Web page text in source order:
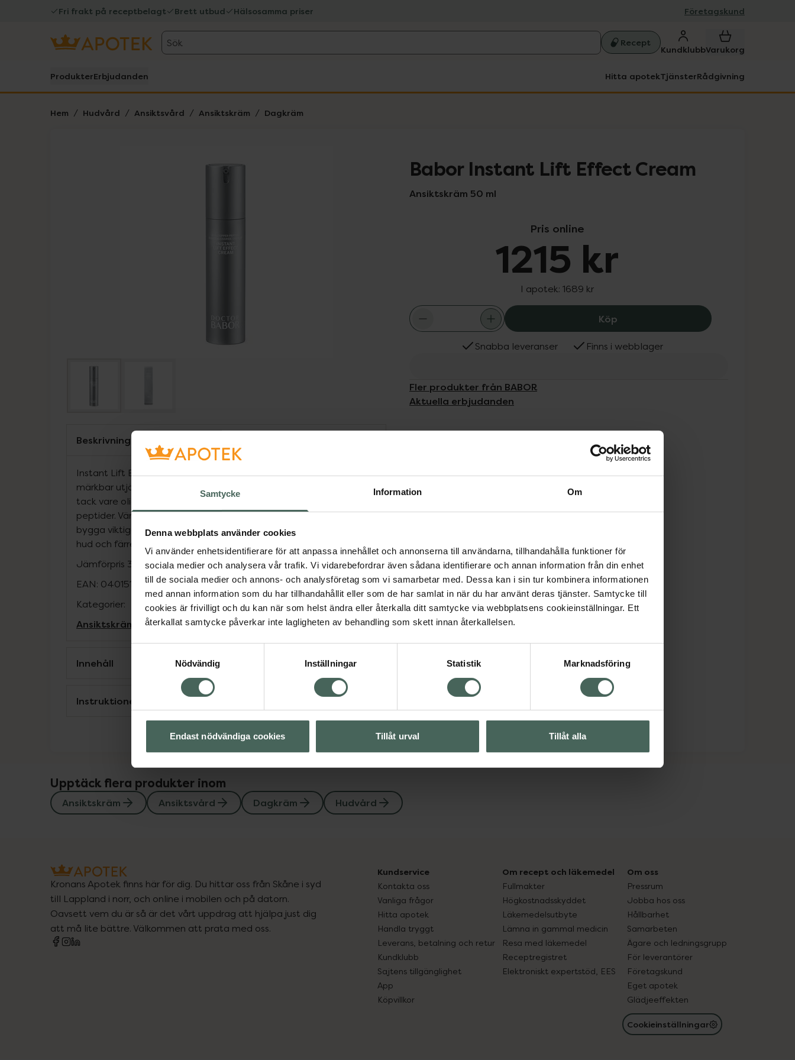
Samtycke Information Om
Denna webbplats använder cookies
Vi använder enhetsidentifierare för att anpassa innehållet och annonserna till användarna, tillhandahålla funktioner för
sociala medier och analysera vår trafik. Vi vidarebefordrar även sådana identifierare och annan information från din enhet
till de sociala medier och annons- och analysföretag som vi samarbetar med. Dessa kan i sin tur kombinera informationen
med annan information som du har tillhandahållit eller som de har samlat in när du har använt deras tjänster. Samtycke till
cookies är frivilligt och du kan när som helst ändra eller återkalla ditt samtycke via webbplatsens cookieinställningar. Ett
återkallat samtycke påverkar inte lagligheten av behandling som skett innan återkallelsen.
Nödvändig
Inställningar Statistik Marknadsföring
Endast nödvändiga cookies Tillåt urval Tillåt alla
Fri frakt på receptbelagt Brett utbud Hälsosamma priser Företagskund
Sök Recept
KundklubbVarukorg
ProdukterErbjudanden Hitta apotekTjänsterRådgivning
Hem Hudvård Ansiktsvård Ansiktskräm Dagkräm
Lista: . Innehåller 2 objekt. Babor Instant Lift Effect Cream
Ansiktskräm 50 ml
Pris online
1215 kr
I apotek: 1689 kr
Köp Babor Instant Lift Effect Cream, 1215
Snabba leveranser Finns i webblager
Fler produkter från BABOR
Aktuella erbjudanden
Beskrivning
Instant Lift Effect Cream (alias Instant Lift Cream)Omedelbar,
märkbar utjämnande och lyftande effekt för fina linjer och rynkor
tack vare oligosackarider, galaktomannan och fyra typer av
peptider. Värdefulla kopparpeptider stöder hudregenerering för att
bygga viktiga kollagenfibrer och reducera rynkor.Resultat: Slätare
hud och färre rynkor.
Jämförpris 33,78 kr/ml
EAN: 04015165368670
Kategorier:
Ansiktskräm AnsiktsvårdDagkrämHudvård
Innehåll Visa
Instruktioner
Upptäck flera produkter inom
Ansiktskräm Ansiktsvård Dagkräm Hudvård
Kronans Apotek finns här för dig. Du hittar oss från Skåne i syd
till Lappland i norr, och online i mobilen och på datorn.
Oavsett vem du är så är det vårt uppdrag att hjälpa just dig
att må lite bättre. Välkommen att prata med oss.
Kundservice
Kontakta oss
Vanliga frågor
Hitta apotek
Handla tryggt
Leverans, betalning och retur
Kundklubb
Sajtens tillgänglighet
App
Köpvillkor
Om recept och läkemedel
Fullmakter
Högkostnadsskyddet
Läkemedelsutbyte
Lämna in gammal medicin
Resa med läkemedel
Receptregistret
Elektroniskt expertstöd, EES
Om oss
Pressrum
Jobba hos oss
Hållbarhet
Samarbeten
Ägare och ledningsgrupp
För leverantörer
Företagskund
Eget apotek
Glädjeeffekten
Cookieinställningar